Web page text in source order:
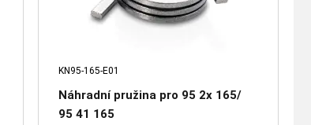
KN95-165-E01
Náhradní pružina pro 95 2x 165/
95 41 165